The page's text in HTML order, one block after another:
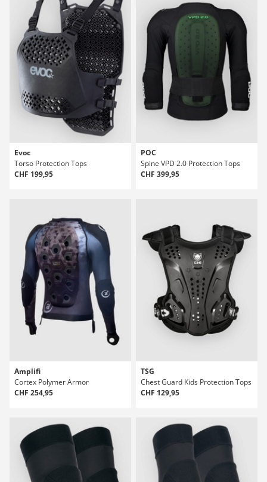
Evoc
Torso Protection Tops
CHF 199,95
POC
Spine VPD 2.0 Protection Tops
CHF 399,95
Amplifi
Cortex Polymer Armor
CHF 254,95
TSG
Chest Guard Kids Protection Tops
CHF 129,95